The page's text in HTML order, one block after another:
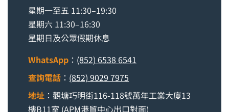
星期一至五 11:30–19:30
星期六 11:30–16:30
星期日及公眾假期休息
WhatsApp ： (852) 6538 6541
查詢電話 ： (852) 9029 7975
地址 ：觀塘巧明街116-118號萬年工業大廈13
樓B11室 (APM港貿中心出口對面)